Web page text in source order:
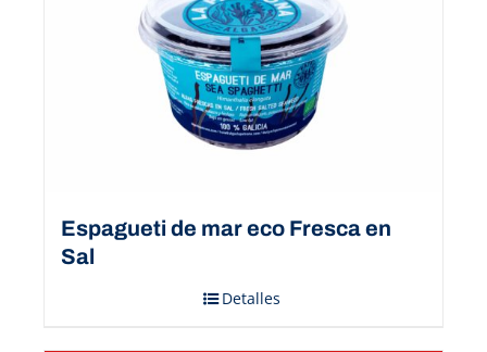
Espagueti de mar eco Fresca en
Sal
Detalles